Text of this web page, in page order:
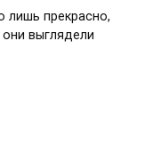
лишь прекрасно,
выглядели